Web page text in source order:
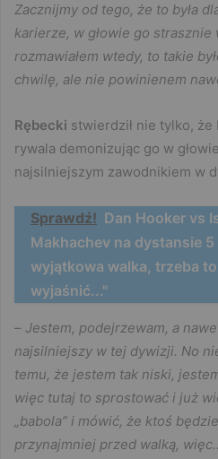
Zacznijmy od tego, że to była
karierze, w głowie go strasznie
rozmawiałem wtedy, to takie
chwilę, ale nie powinienem
Rębecki stwierdził nie tylko, że
rywala demonizując go w
najsilniejszym zawodnikiem w
Sprawdź! Dan Hooker vs
Makhachev na dystansie 5
wyjątkowa walka, trzeba to
wyjaśnić..."
– Jestem, podejrzewam, a
najsilniejszy w tej dywizji. No
temu, że jestem tak niski,
więc tutaj to sprostować i już
„babola” i mówić, że ktoś
przynajmniej przed walką,